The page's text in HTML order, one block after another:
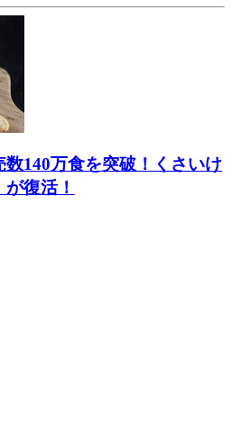
数140万食を突破！くさいけ
復活！